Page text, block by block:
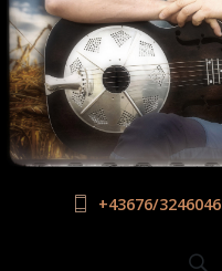
+43676/3246046